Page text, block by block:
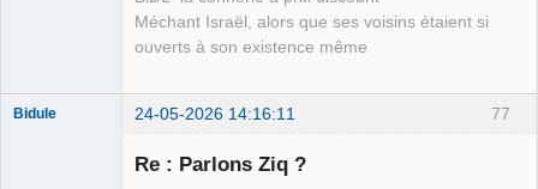
Méchant Israël, alors que ses voisins étaient si
ouverts à son existence même
77
Bidule 24-05-2026 14:16:11
Re : Parlons Ziq ?